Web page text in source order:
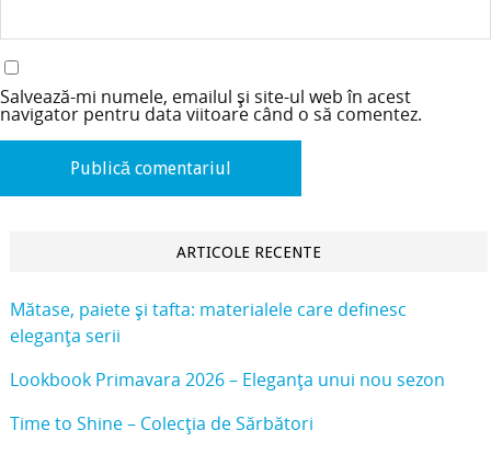
Salvează-mi numele, emailul și site-ul web în acest
navigator pentru data viitoare când o să comentez.
ARTICOLE RECENTE
Mătase, paiete și tafta: materialele care definesc
eleganța serii
Lookbook Primavara 2026 – Eleganța unui nou sezon
Time to Shine – Colecția de Sărbători